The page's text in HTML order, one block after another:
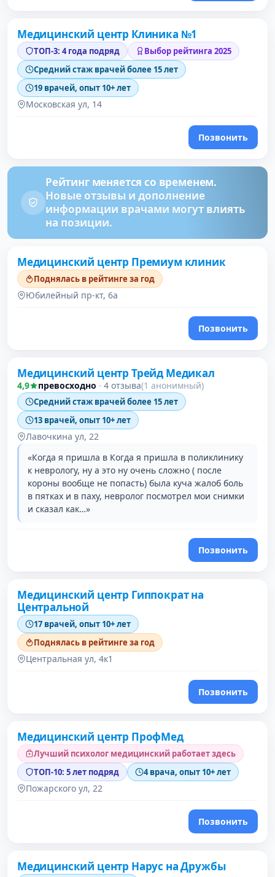
3 место в рейтинге
Медицинский центр Клиника №1
ТОП-3: 4 года подряд
Выбор рейтинга 2025
Средний стаж врачей более 15 лет
19 врачей, опыт 10+ лет
Московская ул, 14
Позвонить
Рейтинг меняется со временем.
Новые отзывы и дополнение
информации врачами могут влиять
на позиции.
Медицинский центр Премиум клиник
Поднялась в рейтинге за год
Юбилейный пр-кт, 6а
Позвонить
Медицинский центр Трейд Медикал
4,9 превосходно · 4 отзыва(1 анонимный)
Средний стаж врачей более 15 лет
13 врачей, опыт 10+ лет
Лавочкина ул, 22
«Когда я пришла в Когда я пришла в поликлинику
к неврологу, ну а это ну очень сложно ( после
короны вообще не попасть) была куча жалоб боль
в пятках и в паху, невролог посмотрел мои снимки
и сказал как…»
Позвонить
Медицинский центр Гиппократ на
Центральной
17 врачей, опыт 10+ лет
Поднялась в рейтинге за год
Центральная ул, 4к1
Позвонить
Медицинский центр ПрофМед
Лучший психолог медицинский работает здесь
ТОП-10: 5 лет подряд
4 врача, опыт 10+ лет
Пожарского ул, 22
Позвонить
Медицинский центр Нарус на Дружбы